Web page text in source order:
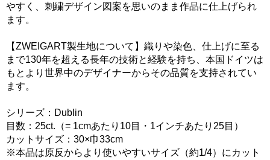
やすく、刺繍デザイン図案を思いのまま作品に仕上げられ
ます。
【ZWEIGART製生地について】織りや染色、仕上げに至る
まで130年を超える長年の技術と経験を持ち、本国ドイツは
もとより世界中のデザイナーからその品質を支持されてい
ます。
シリーズ：Dublin
目数：25ct.（= 1cmあたり10目・1インチあたり25目）
カットサイズ：30×巾33cm
※本品は原反からより使いやすいサイズ（約1/4）にカット